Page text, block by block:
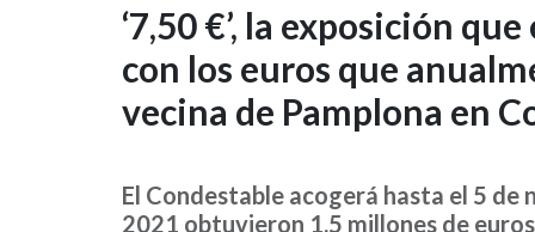
‘7,50
€’,
la
exposición
‘7,50 €’, la exposición
con los euros que
vecina de Pamplona en
El Condestable acogerá hasta el 5
2021 obtuvieron 1,5 millones de